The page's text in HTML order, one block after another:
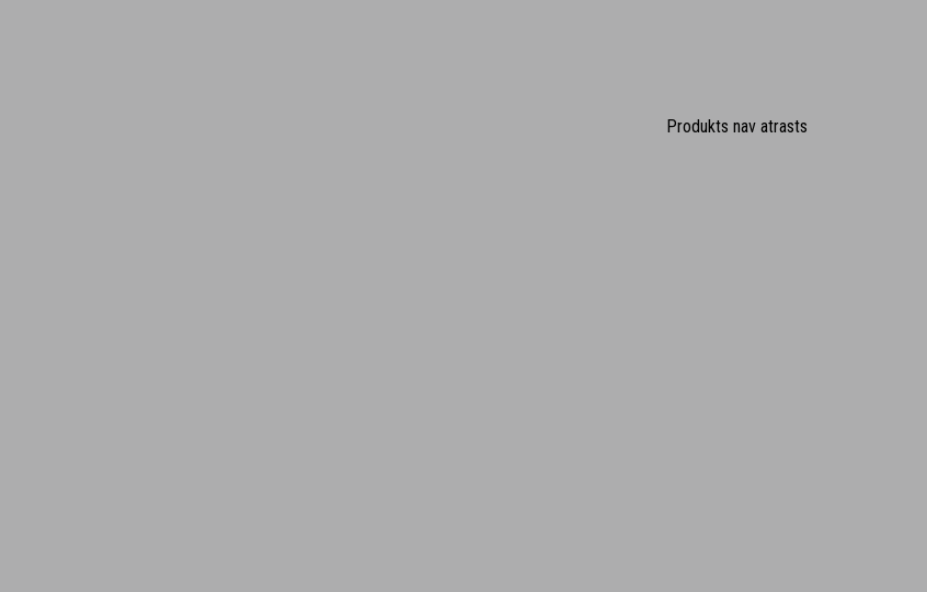
Produkts nav atrasts